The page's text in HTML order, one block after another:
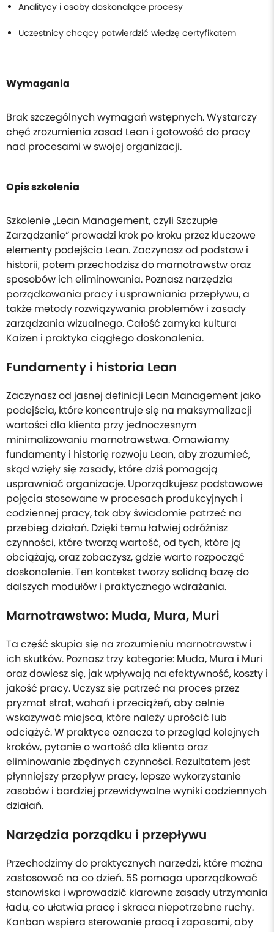
Analitycy i osoby doskonalące procesy
Uczestnicy chcący potwierdzić wiedzę certyfikatem
Wymagania
Brak szczególnych wymagań wstępnych. Wystarczy
chęć zrozumienia zasad Lean i gotowość do pracy
nad procesami w swojej organizacji.
Opis szkolenia
Szkolenie „Lean Management, czyli Szczupłe
Zarządzanie” prowadzi krok po kroku przez kluczowe
elementy podejścia Lean. Zaczynasz od podstaw i
historii, potem przechodzisz do marnotrawstw oraz
sposobów ich eliminowania. Poznasz narzędzia
porządkowania pracy i usprawniania przepływu, a
także metody rozwiązywania problemów i zasady
zarządzania wizualnego. Całość zamyka kultura
Kaizen i praktyka ciągłego doskonalenia.
Fundamenty i historia Lean
Zaczynasz od jasnej definicji Lean Management jako
podejścia, które koncentruje się na maksymalizacji
wartości dla klienta przy jednoczesnym
minimalizowaniu marnotrawstwa. Omawiamy
fundamenty i historię rozwoju Lean, aby zrozumieć,
skąd wzięły się zasady, które dziś pomagają
usprawniać organizacje. Uporządkujesz podstawowe
pojęcia stosowane w procesach produkcyjnych i
codziennej pracy, tak aby świadomie patrzeć na
przebieg działań. Dzięki temu łatwiej odróżnisz
czynności, które tworzą wartość, od tych, które ją
obciążają, oraz zobaczysz, gdzie warto rozpocząć
doskonalenie. Ten kontekst tworzy solidną bazę do
dalszych modułów i praktycznego wdrażania.
Marnotrawstwo: Muda, Mura, Muri
Ta część skupia się na zrozumieniu marnotrawstw i
ich skutków. Poznasz trzy kategorie: Muda, Mura i Muri
oraz dowiesz się, jak wpływają na efektywność, koszty i
jakość pracy. Uczysz się patrzeć na proces przez
pryzmat strat, wahań i przeciążeń, aby celnie
wskazywać miejsca, które należy uprościć lub
odciążyć. W praktyce oznacza to przegląd kolejnych
kroków, pytanie o wartość dla klienta oraz
eliminowanie zbędnych czynności. Rezultatem jest
płynniejszy przepływ pracy, lepsze wykorzystanie
zasobów i bardziej przewidywalne wyniki codziennych
działań.
Narzędzia porządku i przepływu
Przechodzimy do praktycznych narzędzi, które można
zastosować na co dzień. 5S pomaga uporządkować
stanowiska i wprowadzić klarowne zasady utrzymania
ładu, co ułatwia pracę i skraca niepotrzebne ruchy.
Kanban wspiera sterowanie pracą i zapasami, aby